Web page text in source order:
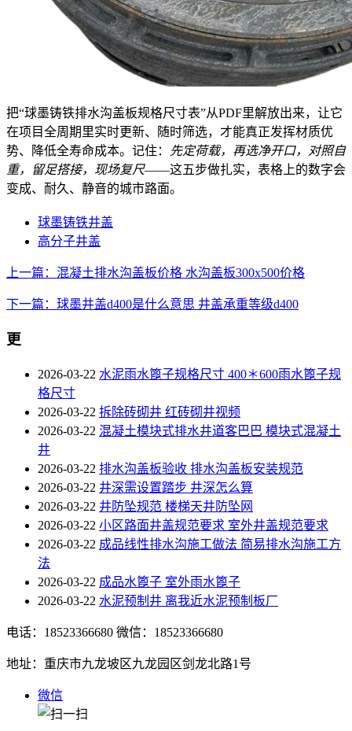
把“球墨铸铁排水沟盖板规格尺寸表”从PDF里解放出来，让它
在项目全周期里实时更新、随时筛选，才能真正发挥材质优
势、降低全寿命成本。记住：
先定荷载，再选净开口，对照自
重，留足搭接，现场复尺——这五步做扎实，表格上的数字会
变成、耐久、静音的城市路面。
球墨铸铁井盖
高分子井盖
上一篇：混凝土排水沟盖板价格 水沟盖板300x500价格
下一篇：球墨井盖d400是什么意思 井盖承重等级d400
更
2026-03-22 水泥雨水篦子规格尺寸 400＊600雨水篦子规
格尺寸
2026-03-22 拆除砖砌井 红砖砌井视频
2026-03-22 混凝土模块式排水井道客巴巴 模块式混凝土
井
2026-03-22 排水沟盖板验收 排水沟盖板安装规范
2026-03-22 井深需设置踏步 井深怎么算
2026-03-22 井防坠规范 楼梯天井防坠网
2026-03-22 小区路面井盖规范要求 室外井盖规范要求
2026-03-22 成品线性排水沟施工做法 简易排水沟施工方
法
2026-03-22 成品水篦子 室外雨水篦子
2026-03-22 水泥预制井 离我近水泥预制板厂
电话：18523366680 微信：18523366680
地址：重庆市九龙坡区九龙园区剑龙北路1号
微信